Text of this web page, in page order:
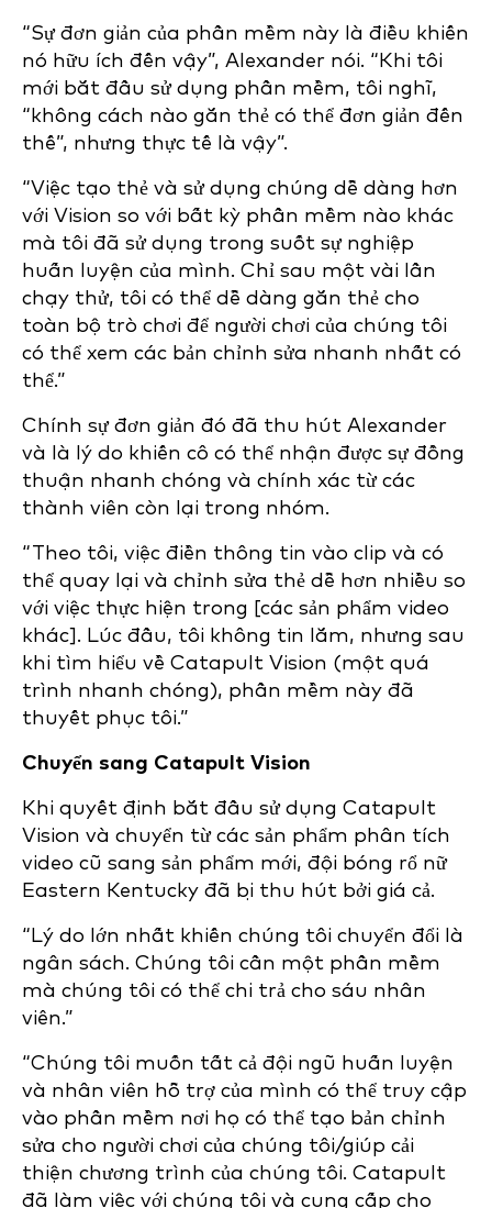
“Sự đơn giản của phần mềm này là điều khiến
nó hữu ích đến vậy”, Alexander nói. “Khi tôi
mới bắt đầu sử dụng phần mềm, tôi nghĩ,
“không cách nào gắn thẻ có thể đơn giản đến
thế”, nhưng thực tế là vậy”.
“Việc tạo thẻ và sử dụng chúng dễ dàng hơn
với Vision so với bất kỳ phần mềm nào khác
mà tôi đã sử dụng trong suốt sự nghiệp
huấn luyện của mình. Chỉ sau một vài lần
chạy thử, tôi có thể dễ dàng gắn thẻ cho
toàn bộ trò chơi để người chơi của chúng tôi
có thể xem các bản chỉnh sửa nhanh nhất có
thể.”
Chính sự đơn giản đó đã thu hút Alexander
và là lý do khiến cô có thể nhận được sự đồng
thuận nhanh chóng và chính xác từ các
thành viên còn lại trong nhóm.
“Theo tôi, việc điền thông tin vào clip và có
thể quay lại và chỉnh sửa thẻ dễ hơn nhiều so
với việc thực hiện trong [các sản phẩm video
khác]. Lúc đầu, tôi không tin lắm, nhưng sau
khi tìm hiểu về Catapult Vision (một quá
trình nhanh chóng), phần mềm này đã
thuyết phục tôi.”
Chuyển sang Catapult Vision
Khi quyết định bắt đầu sử dụng Catapult
Vision và chuyển từ các sản phẩm phân tích
video cũ sang sản phẩm mới, đội bóng rổ nữ
Eastern Kentucky đã bị thu hút bởi giá cả.
“Lý do lớn nhất khiến chúng tôi chuyển đổi là
ngân sách. Chúng tôi cần một phần mềm
mà chúng tôi có thể chi trả cho sáu nhân
viên.”
“Chúng tôi muốn tất cả đội ngũ huấn luyện
và nhân viên hỗ trợ của mình có thể truy cập
vào phần mềm nơi họ có thể tạo bản chỉnh
sửa cho người chơi của chúng tôi/giúp cải
thiện chương trình của chúng tôi. Catapult
đã làm việc với chúng tôi và cung cấp cho